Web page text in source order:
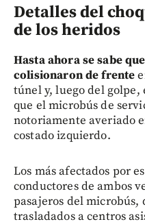
Detalles del
de los heridos
Hasta ahora se sabe
colisionaron de frente
túnel y, luego del
que el microbús de
notoriamente averiado
costado izquierdo.
Los más afectados por
conductores de ambos
pasajeros del microbús,
trasladados a centros